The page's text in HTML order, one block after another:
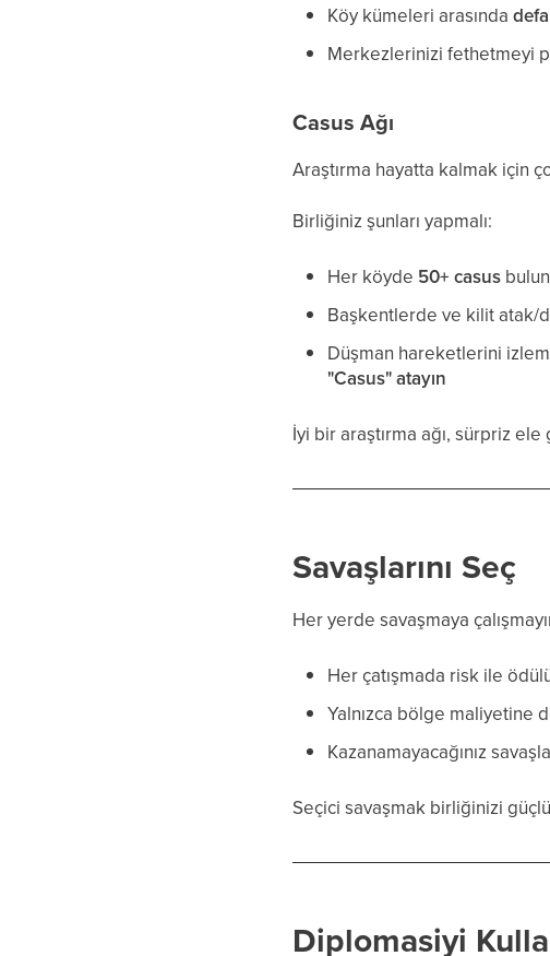
Köy kümeleri arasında
Merkezlerinizi fethetmeyi
Casus Ağı
Araştırma hayatta kalmak için
Birliğiniz şunları yapmalı:
Her köyde 50+ casus
Başkentlerde ve kilit atak/
Düşman hareketlerini
"Casus" atayın
İyi bir araştırma ağı, sürpriz
Savaşlarını Seç
Her yerde savaşmaya
Her çatışmada risk ile ödülü
Yalnızca bölge maliyetine
Kazanamayacağınız
Seçici savaşmak birliğinizi
Diplomasiyi